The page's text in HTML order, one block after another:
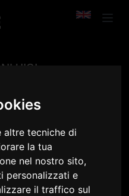
altre tecniche di
la tua
nel nostro sito,
personalizzati e
il traffico sul